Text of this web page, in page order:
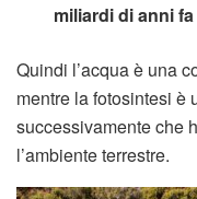
miliardi di anni fa
Quindi l’acqua è una
mentre la fotosintesi è
successivamente che
l’ambiente terrestre.